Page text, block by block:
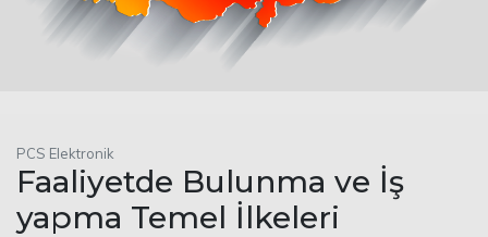
PCS Elektronik
Faaliyetde Bulunma ve İş
yapma Temel İlkeleri